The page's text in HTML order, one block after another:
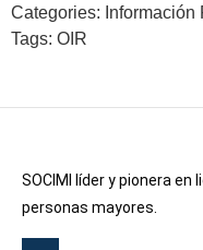
Categories:
Tags: OIR
SOCIMI líder y pionera en
personas mayores.